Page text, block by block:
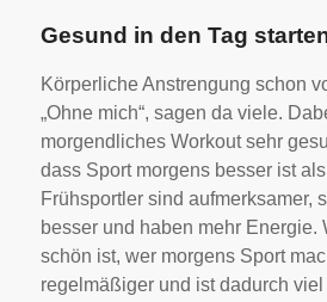
Gesund in den Tag
Körperliche Anstrengung schon
„Ohne mich“, sagen da viele.
morgendliches Workout sehr
dass Sport morgens besser ist
Frühsportler sind aufmerksamer,
besser und haben mehr Energie.
schön ist, wer morgens Sport
regelmäßiger und ist dadurch viel